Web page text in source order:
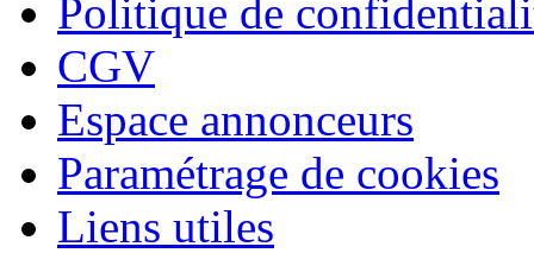
Politique de
CGV
Espace annonceurs
Paramétrage de cookies
Liens utiles